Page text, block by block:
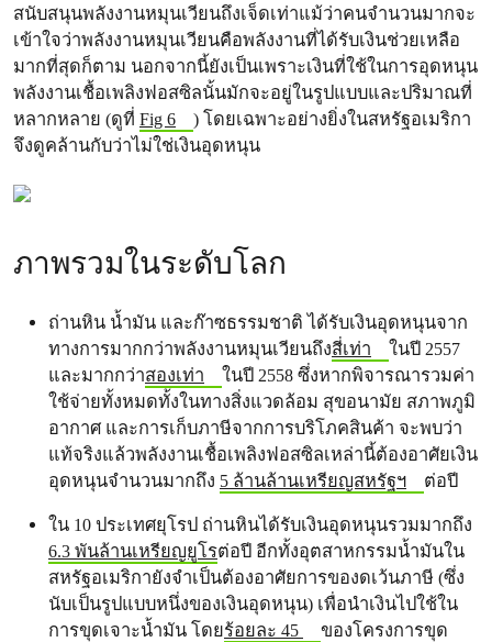
สนับสนุนพลังงานหมุนเวียนถึงเจ็ดเท่าแม้ว่าคนจำนวนมากจะ
เข้าใจว่าพลังงานหมุนเวียนคือพลังงานที่ได้รับเงินช่วยเหลือ
มากที่สุดก็ตาม นอกจากนี้ยังเป็นเพราะเงินที่ใช้ในการอุดหนุน
พลังงานเชื้อเพลิงฟอสซิลนั้นมักจะอยู่ในรูปแบบและปริมาณที่
หลากหลาย (ดูที่ Fig 6
) โดยเฉพาะอย่างยิ่งในสหรัฐอเมริกา
จึงดูคล้านกับว่าไม่ใช่เงินอุดหนุน
ภาพรวมในระดับโลก
ถ่านหิน น้ำมัน และก๊าซธรรมชาติ ได้รับเงินอุดหนุนจาก
ทางการมากกว่าพลังงานหมุนเวียนถึงสี่เท่า
ในปี 2557
และมากกว่าสองเท่า
ในปี 2558 ซึ่งหากพิจารณารวมค่า
ใช้จ่ายทั้งหมดทั้งในทางสิ่งแวดล้อม สุขอนามัย สภาพภูมิ
อากาศ และการเก็บภาษีจากการบริโภคสินค้า จะพบว่า
แท้จริงแล้วพลังงานเชื้อเพลิงฟอสซิลเหล่านี้ต้องอาศัยเงิน
อุดหนุนจำนวนมากถึง 5 ล้านล้านเหรียญสหรัฐฯ ต่อปี
ใน 10 ประเทศยุโรป ถ่านหินได้รับเงินอุดหนุนรวมมากถึง
6.3 พันล้านเหรียญยูโรต่อปี อีกทั้งอุตสาหกรรมน้ำมันใน
สหรัฐอเมริกายังจำเป็นต้องอาศัยการของดเว้นภาษี (ซึ่ง
นับเป็นรูปแบบหนึ่งของเงินอุดหนุน) เพื่อนำเงินไปใช้ใน
การขุดเจาะน้ำมัน โดยร้อยละ 45
ของโครงการขุด